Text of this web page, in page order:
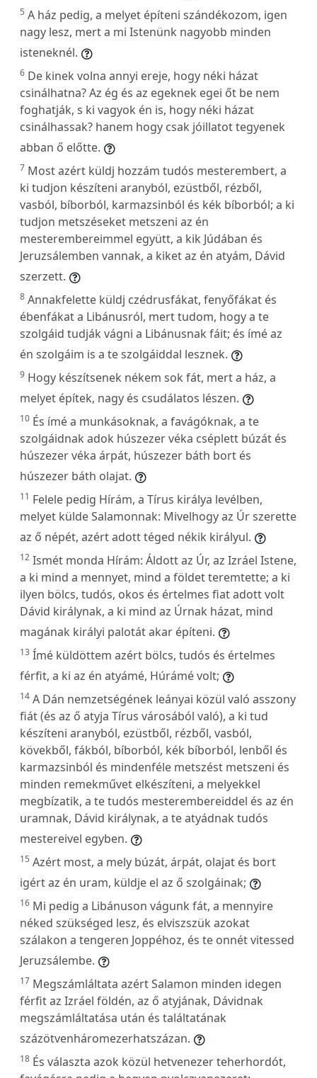
5 A ház pedig, a melyet építeni szándékozom, igen
nagy lesz, mert a mi Istenünk nagyobb minden
isteneknél.
6 De kinek volna annyi ereje, hogy néki házat
csinálhatna? Az ég és az egeknek egei őt be nem
foghatják, s ki vagyok én is, hogy néki házat
csinálhassak? hanem hogy csak jóillatot tegyenek
abban ő előtte.
7 Most azért küldj hozzám tudós mesterembert, a
ki tudjon készíteni aranyból, ezüstből, rézből,
vasból, bíborból, karmazsinból és kék bíborból; a ki
tudjon metszéseket metszeni az én
mesterembereimmel együtt, a kik Júdában és
Jeruzsálemben vannak, a kiket az én atyám, Dávid
szerzett.
8 Annakfelette küldj czédrusfákat, fenyőfákat és
ébenfákat a Libánusról, mert tudom, hogy a te
szolgáid tudják vágni a Libánusnak fáit; és ímé az
én szolgáim is a te szolgáiddal lesznek.
9 Hogy készítsenek nékem sok fát, mert a ház, a
melyet építek, nagy és csudálatos lészen.
10 És ímé a munkásoknak, a favágóknak, a te
szolgáidnak adok húszezer véka cséplett búzát és
húszezer véka árpát, húszezer báth bort és
húszezer báth olajat.
11 Felele pedig Hírám, a Tírus királya levélben,
melyet külde Salamonnak: Mivelhogy az Úr szerette
az ő népét, azért adott téged nékik királyul.
12 Ismét monda Hírám: Áldott az Úr, az Izráel Istene,
a ki mind a mennyet, mind a földet teremtette; a ki
ilyen bölcs, tudós, okos és értelmes fiat adott volt
Dávid királynak, a ki mind az Úrnak házat, mind
magának királyi palotát akar építeni.
13 Ímé küldöttem azért bölcs, tudós és értelmes
férfit, a ki az én atyámé, Húrámé volt;
14 A Dán nemzetségének leányai közül való asszony
fiát (és az ő atyja Tírus városából való), a ki tud
készíteni aranyból, ezüstből, rézből, vasból,
kövekből, fákból, bíborból, kék bíborból, lenből és
karmazsinból és mindenféle metszést metszeni és
minden remekművet elkészíteni, a melyekkel
megbízatik, a te tudós mesterembereiddel és az én
uramnak, Dávid királynak, a te atyádnak tudós
mestereivel egyben.
15 Azért most, a mely búzát, árpát, olajat és bort
igért az én uram, küldje el az ő szolgáinak;
16 Mi pedig a Libánuson vágunk fát, a mennyire
néked szükséged lesz, és elviszszük azokat
szálakon a tengeren Joppéhoz, és te onnét vitessed
Jeruzsálembe.
17 Megszámláltata azért Salamon minden idegen
férfit az Izráel földén, az ő atyjának, Dávidnak
megszámláltatása után és találtatának
százötvenháromezerhatszázan.
18 És választa azok közül hetvenezer teherhordót,